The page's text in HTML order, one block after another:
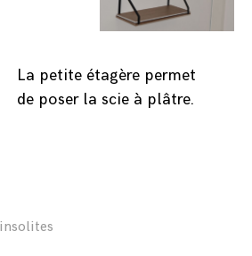
La petite étagère permet
de poser la scie à plâtre.